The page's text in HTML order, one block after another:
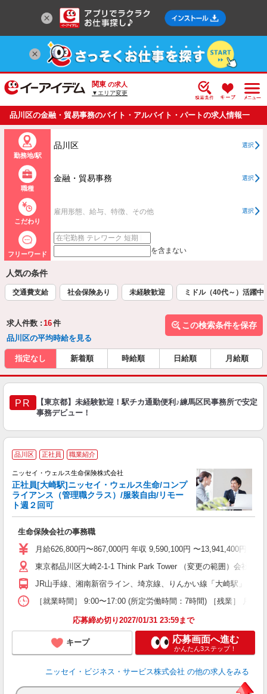
関東 の求人
▼エリア変更
品川区の金融・貿易事務のバイト・アルバイト・パートの求人情報一
覧
勤務地/駅
品川区 選択
職種
金融・貿易事務 選択
こだわり
雇用形態、給与、特徴、その他 選択
フリーワード を含まない
人気の条件
交通費支給 社会保険あり 未経験歓迎 ミドル（40代～）活躍中
求人件数 : 16件
品川区の平均時給を見る
この検索条件を保存
指定なし 新着順 時給順 日給順 月給順
PR
【東京都】未経験歓迎！駅チカ通勤便利♪練馬区民事務所で安定
事務デビュー！
品川区 正社員 職業紹介
ニッセイ・ウェルス生命保険株式会社
正社員[大崎駅]ニッセイ・ウェルス生命/コンプ
ライアンス（管理職クラス）/服装自由/リモー
ト週２回可
生命保険会社の事務職
月給626,800円〜867,000円 年収 9,590,100円 〜13,941,400円(
東京都品川区大崎2-1-1 Think Park Tower （変更の範囲）会社の
JR山手線、湘南新宿ライン、埼京線、りんかい線「大崎駅」より
［就業時間］ 9:00〜17:00 (所定労働時間：7時間) ［残業］ 月間
応募締め切り2027/01/31 23:59まで
キープ 応募画面へ進む
かんたん3ステップ！
ニッセイ・ビジネス・サービス株式会社 の他の求人をみる